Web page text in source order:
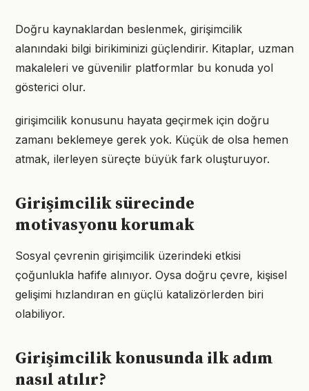
Doğru kaynaklardan beslenmek, girişimcilik
alanındaki bilgi birikiminizi güçlendirir. Kitaplar, uzman
makaleleri ve güvenilir platformlar bu konuda yol
gösterici olur.
girişimcilik konusunu hayata geçirmek için doğru
zamanı beklemeye gerek yok. Küçük de olsa hemen
atmak, ilerleyen süreçte büyük fark oluşturuyor.
Girişimcilik sürecinde
motivasyonu korumak
Sosyal çevrenin girişimcilik üzerindeki etkisi
çoğunlukla hafife alınıyor. Oysa doğru çevre, kişisel
gelişimi hızlandıran en güçlü katalizörlerden biri
olabiliyor.
Girişimcilik konusunda ilk adım
nasıl atılır?